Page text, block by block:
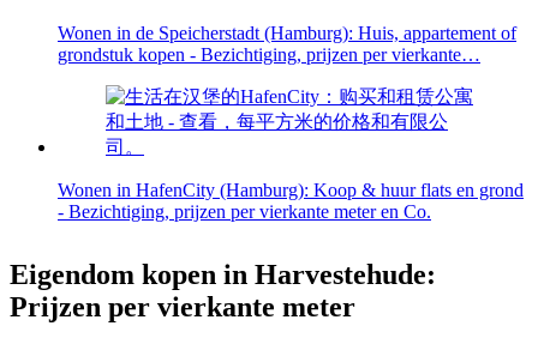
Wonen in de Speicherstadt (Hamburg): Huis, appartement of
grondstuk kopen - Bezichtiging, prijzen per vierkante…
Wonen in HafenCity (Hamburg): Koop & huur flats en grond
- Bezichtiging, prijzen per vierkante meter en Co.
Eigendom kopen in Harvestehude:
Prijzen per vierkante meter